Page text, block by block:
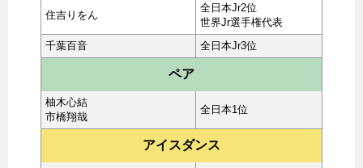
住吉りをん
全日本Jr2位
世界Jr選手権代表
千葉百音
全日本Jr3位
ペア
柚木心結
市橋翔哉
全日本1位
アイスダンス